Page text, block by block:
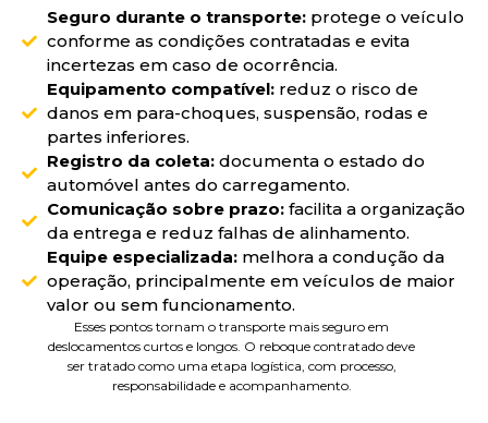
Seguro durante o transporte:protege o veículo
conforme as condições contratadas e evita
incertezas em caso de ocorrência.
Equipamento compatível:reduz o risco de
danos em para-choques, suspensão, rodas e
partes inferiores.
Registro da coleta:documenta o estado do
automóvel antes do carregamento.
Comunicação sobre prazo:facilita a organização
da entrega e reduz falhas de alinhamento.
Equipe especializada:melhora a condução da
operação, principalmente em veículos de maior
valor ou sem funcionamento.
Esses pontos tornam o transporte mais seguro em
deslocamentos curtos e longos. O reboque contratado deve
ser tratado como uma etapa logística, com processo,
responsabilidade e acompanhamento.